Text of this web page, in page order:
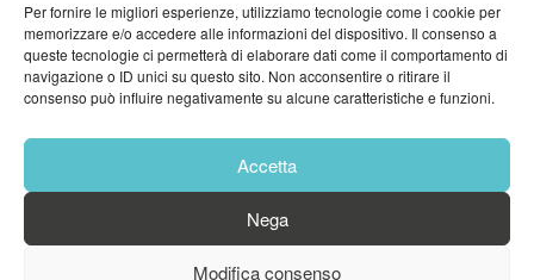
Per fornire le migliori esperienze, utilizziamo tecnologie come i cookie per
memorizzare e/o accedere alle informazioni del dispositivo. Il consenso a
queste tecnologie ci permetterà di elaborare dati come il comportamento di
navigazione o ID unici su questo sito. Non acconsentire o ritirare il
consenso può influire negativamente su alcune caratteristiche e funzioni.
Accetta
Nega
Modifica consenso
GFA GENERAL MANAGEMENT S.R.L.